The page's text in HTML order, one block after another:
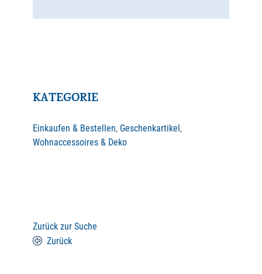
KATEGORIE
Einkaufen & Bestellen, Geschenkartikel,
Wohnaccessoires & Deko
Zurück zur Suche
Zurück